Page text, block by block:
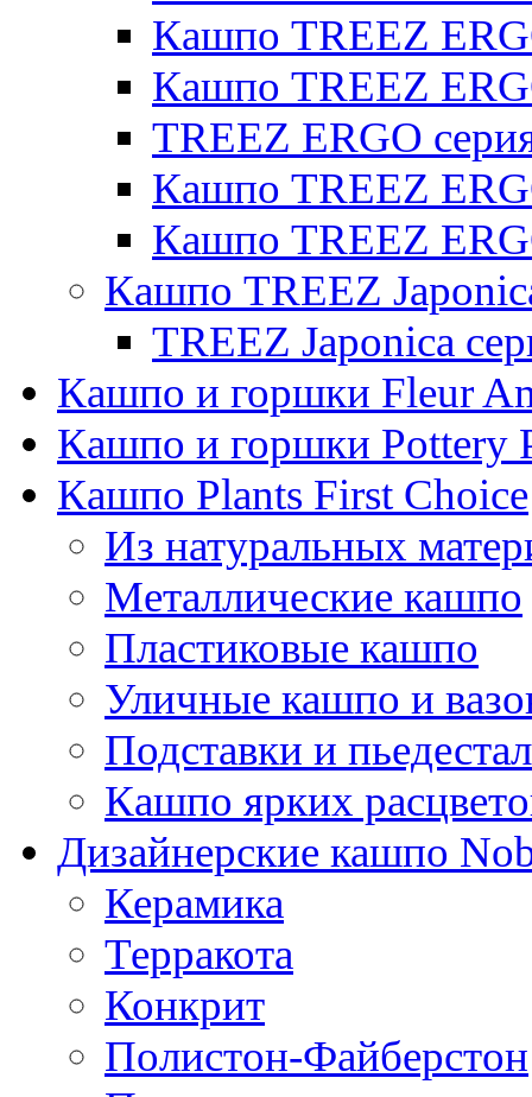
Кашпо TREEZ
Кашпо TREEZ
TREEZ ERGO
Кашпо TREEZ
Кашпо TREEZ
Кашпо TREEZ
TREEZ Japonica
Кашпо и горшки Fleur
Кашпо и горшки Pottery
Кашпо Plants First Choice
Из натуральных
Металлические кашпо
Пластиковые кашпо
Уличные кашпо и
Подставки и
Кашпо ярких
Дизайнерские кашпо
Керамика
Терракота
Конкрит
Полистон-Файберстон